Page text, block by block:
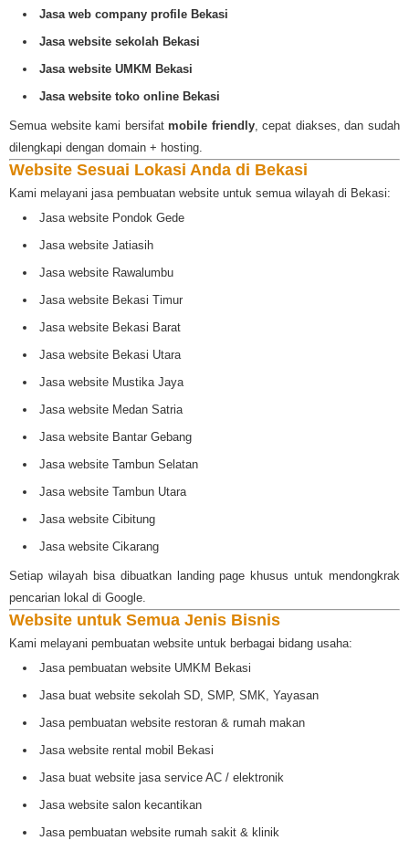
Jasa web company profile Bekasi
Jasa website sekolah Bekasi
Jasa website UMKM Bekasi
Jasa website toko online Bekasi
Semua website kami bersifatmobile friendly, cepat diakses, dan sudah
dilengkapi dengan domain + hosting.
Website Sesuai Lokasi Anda di Bekasi
Kami melayani jasa pembuatan website untuk semua wilayah di Bekasi:
Jasa website Pondok Gede
Jasa website Jatiasih
Jasa website Rawalumbu
Jasa website Bekasi Timur
Jasa website Bekasi Barat
Jasa website Bekasi Utara
Jasa website Mustika Jaya
Jasa website Medan Satria
Jasa website Bantar Gebang
Jasa website Tambun Selatan
Jasa website Tambun Utara
Jasa website Cibitung
Jasa website Cikarang
Setiap wilayah bisa dibuatkan landing page khusus untuk mendongkrak
pencarian lokal di Google.
Website untuk Semua Jenis Bisnis
Kami melayani pembuatan website untuk berbagai bidang usaha:
Jasa pembuatan website UMKM Bekasi
Jasa buat website sekolah SD, SMP, SMK, Yayasan
Jasa pembuatan website restoran & rumah makan
Jasa website rental mobil Bekasi
Jasa buat website jasa service AC / elektronik
Jasa website salon kecantikan
Jasa pembuatan website rumah sakit & klinik